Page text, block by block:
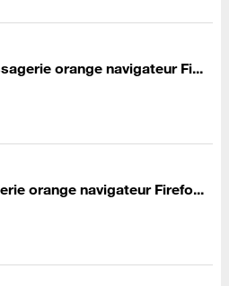
orange navigateur Fi...
orange navigateur Firefo...